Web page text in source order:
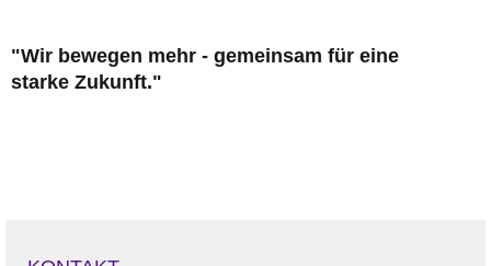
"Wir bewegen mehr - gemeinsam für eine
starke Zukunft."